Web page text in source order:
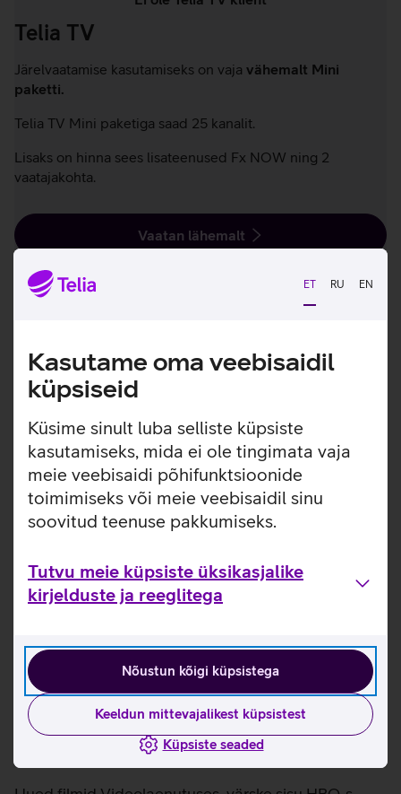
ET RU EN
Kasutame oma veebisaidil
küpsiseid
Küsime sinult luba selliste küpsiste
kasutamiseks, mida ei ole tingimata vaja
meie veebisaidi põhifunktsioonide
toimimiseks või meie veebisaidil sinu
soovitud teenuse pakkumiseks.
Tutvu meie küpsiste üksikasjalike
kirjelduste ja reeglitega
Nõustun kõigi küpsistega
Keeldun mittevajalikest küpsistest
Küpsiste seaded
Telia TV
Järelvaatamise kasutamiseks on vaja vähemalt Mini
paketti.
Telia TV Mini paketiga saad 25 kanalit.
Lisaks on hinna sees lisateenused Fx NOW ning 2
vaatajakohta.
Vaatan lähemalt
Telia TV Uudised – värskeim
meelelahutus iga kuu